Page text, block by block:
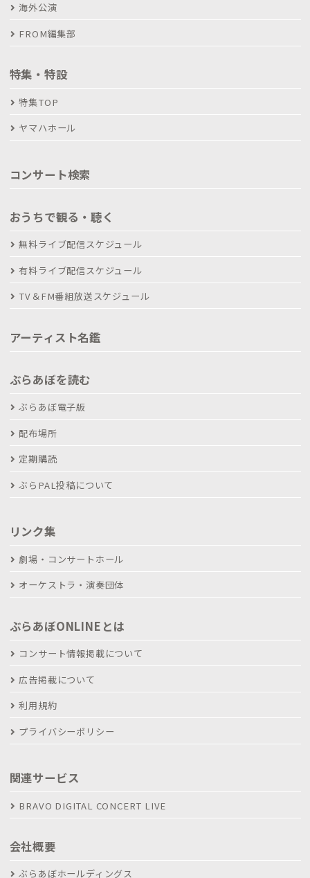
海外公演
FROM編集部
特集・特設
特集TOP
ヤマハホール
コンサート検索
おうちで観る・聴く
無料ライブ配信スケジュール
有料ライブ配信スケジュール
TV＆FM番組放送スケジュール
アーティスト名鑑
ぶらあぼを読む
ぶらあぼ電子版
配布場所
定期購読
ぶらPAL投稿について
リンク集
劇場・コンサートホール
オーケストラ・演奏団体
ぶらあぼONLINEとは
コンサート情報掲載について
広告掲載について
利用規約
プライバシーポリシー
関連サービス
BRAVO DIGITAL CONCERT LIVE
会社概要
ぶらあぼホールディングス